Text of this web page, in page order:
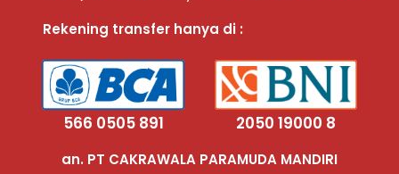
Rekening transfer hanya di :
566 0505 891 2050 19000 8
an. PT CAKRAWALA PARAMUDA MANDIRI